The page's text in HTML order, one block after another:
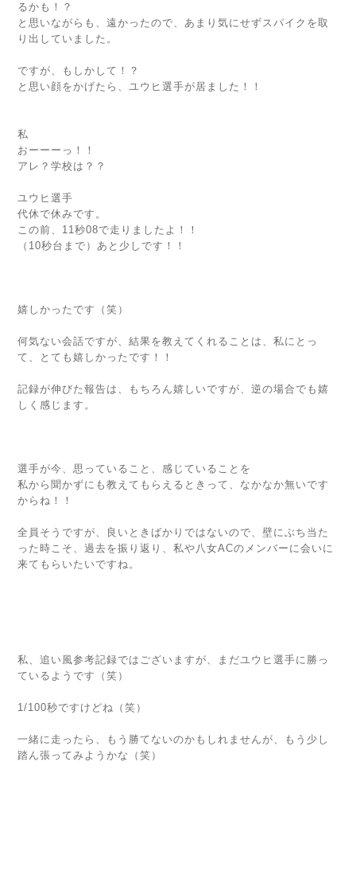
るかも！？
と思いながらも、遠かったので、あまり気にせずスパイクを取
り出していました。
ですが、もしかして！？
と思い顔をかげたら、ユウヒ選手が居ました！！
私
おーーーっ！！
アレ？学校は？？
ユウヒ選手
代休で休みです。
この前、11秒08で走りましたよ！！
（10秒台まで）あと少しです！！
嬉しかったです（笑）
何気ない会話ですが、結果を教えてくれることは、私にとっ
て、とても嬉しかったです！！
記録が伸びた報告は、もちろん嬉しいですが、逆の場合でも嬉
しく感じます。
選手が今、思っていること、感じていることを
私から聞かずにも教えてもらえるときって、なかなか無いです
からね！！
全員そうですが、良いときばかりではないので、壁にぶち当た
った時こそ、過去を振り返り、私や八女ACのメンバーに会いに
来てもらいたいですね。
私、追い風参考記録ではございますが、まだユウヒ選手に勝っ
ているようです（笑）
1/100秒ですけどね（笑）
一緒に走ったら、もう勝てないのかもしれませんが、もう少し
踏ん張ってみようかな（笑）